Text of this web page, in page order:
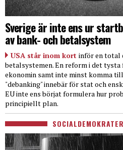
Sverige är inte ens ur
av bank- och betalsystem
USA står inom kort inför en total
betalsystemen. En reform i det
ekonomin samt inte minst komma
"debanking" innebär för stat och
EU inte ens börjat formulera hur
principiellt plan.